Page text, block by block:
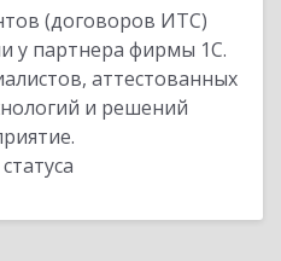
(договоров ИТС)
у партнера фирмы 1С.
аттестованных
и решений